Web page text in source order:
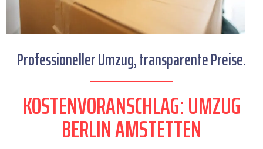
Professioneller Umzug, transparente Preise.
KOSTENVORANSCHLAG: UMZUG
BERLIN AMSTETTEN